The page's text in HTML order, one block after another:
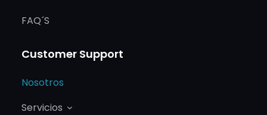
FAQ´S
Customer Support
Nosotros
Servicios